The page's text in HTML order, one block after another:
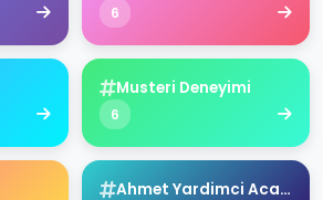
6
Musteri Deneyimi
6
Ahmet Yardimci Academy